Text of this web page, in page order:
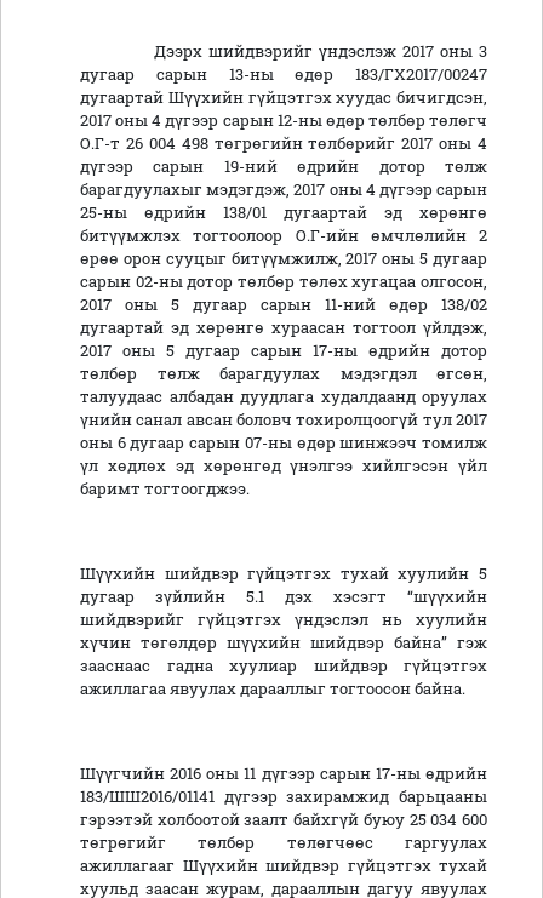
Дээрх шийдвэрийг үндэслэж 2017 оны 3
дугаар сарын 13-ны өдөр 183/ГХ2017/00247
дугаартай Шүүхийн гүйцэтгэх хуудас бичигдсэн,
2017 оны 4 дүгээр сарын 12-ны өдөр төлбөр төлөгч
О.Г-т 26 004 498 төгрөгийн төлбөрийг 2017 оны 4
дүгээр сарын 19-ний өдрийн дотор төлж
барагдуулахыг мэдэгдэж, 2017 оны 4 дүгээр сарын
25-ны өдрийн 138/01 дугаартай эд хөрөнгө
битүүмжлэх тогтоолоор О.Г-ийн өмчлөлийн 2
өрөө орон сууцыг битүүмжилж, 2017 оны 5 дугаар
сарын 02-ны дотор төлбөр төлөх хугацаа олгосон,
2017 оны 5 дугаар сарын 11-ний өдөр 138/02
дугаартай эд хөрөнгө хураасан тогтоол үйлдэж,
2017 оны 5 дугаар сарын 17-ны өдрийн дотор
төлбөр төлж барагдуулах мэдэгдэл өгсөн,
талуудаас албадан дуудлага худалдаанд оруулах
үнийн санал авсан боловч тохиролцоогүй тул 2017
оны 6 дугаар сарын 07-ны өдөр шинжээч томилж
үл хөдлөх эд хөрөнгөд үнэлгээ хийлгэсэн үйл
баримт тогтоогджээ.
Шүүхийн шийдвэр гүйцэтгэх тухай хуулийн 5
дугаар зүйлийн 5.1 дэх хэсэгт “шүүхийн
шийдвэрийг гүйцэтгэх үндэслэл нь хуулийн
хүчин төгөлдөр шүүхийн шийдвэр байна” гэж
зааснаас гадна хуулиар шийдвэр гүйцэтгэх
ажиллагаа явуулах дарааллыг тогтоосон байна.
Шүүгчийн 2016 оны 11 дүгээр сарын 17-ны өдрийн
183/ШШ2016/01141 дүгээр захирамжид барьцааны
гэрээтэй холбоотой заалт байхгүй буюу 25 034 600
төгрөгийг төлбөр төлөгчөөс гаргуулах
ажиллагааг Шүүхийн шийдвэр гүйцэтгэх тухай
хуульд заасан журам, дарааллын дагуу явуулах